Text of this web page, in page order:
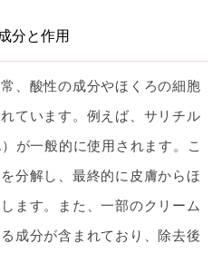
分と作用
、酸性の成分やほくろの細胞
ています。例えば、サリチル
が一般的に使用されます。こ
分解し、最終的に皮膚からほ
ます。また、一部のクリーム
成分が含まれており、除去後